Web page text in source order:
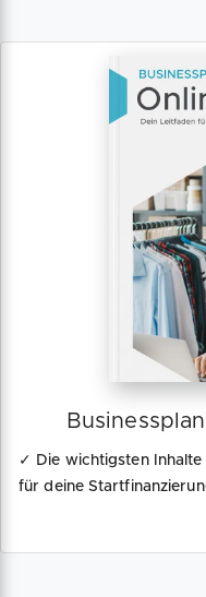
✓ Die wichtigsten
für deine